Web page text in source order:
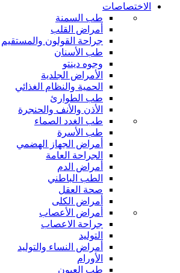
الاختصاصات
طب السمنة
أمراض القلب
جراحة القولون والمستقيم
طب الأسنان
وجوه دينتو
الأمراض الجلدية
الحمية والنظام الغذائي
طب الطوارئ
الأذن والأنف والحنجرة
طب الغدد الصماء
طب الأسرة
أمراض الجهاز الهضمي
الجراحة العامة
أمراض الدم
الطب الباطني
صحة العقل
أمراض الكلى
أمراض الأعصاب
جراحة الاعصاب
التوليد
أمراض النساء والتوليد
الأورام
طب العيون